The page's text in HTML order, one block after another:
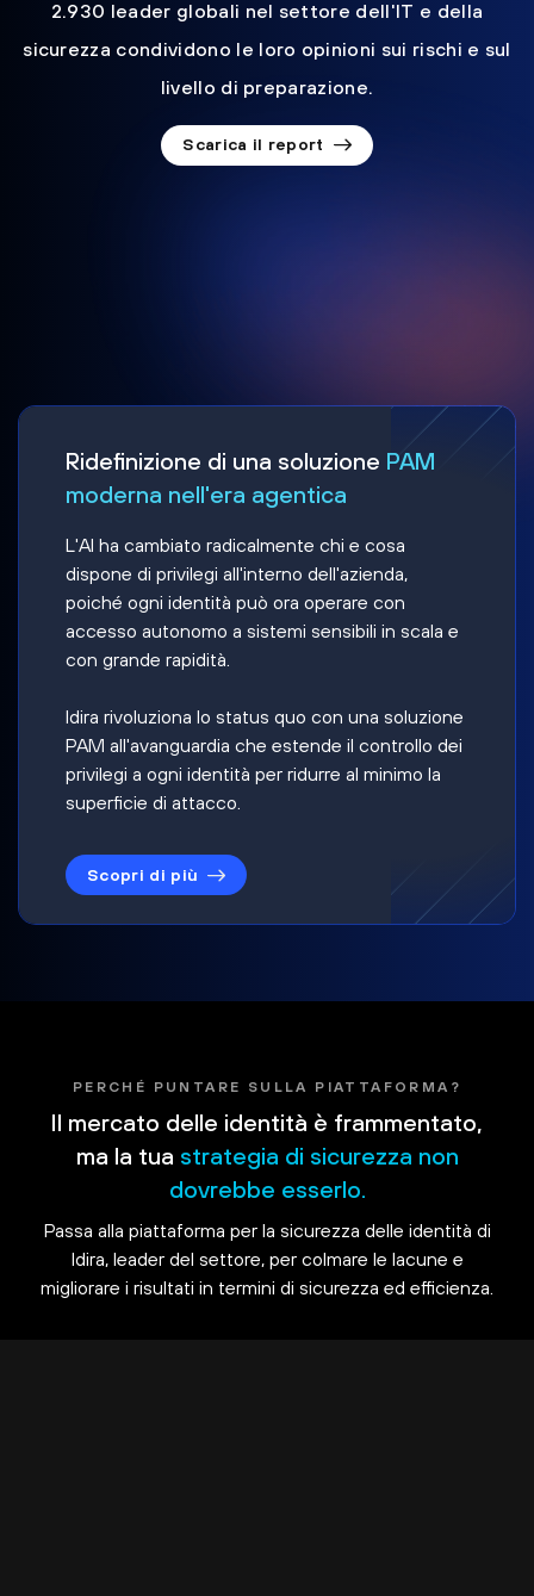
2.930 leader globali nel settore dell'IT e della
sicurezza condividono le loro opinioni sui rischi e sul
livello di preparazione.
Scarica il report
Ridefinizione di una soluzione PAM
moderna nell'era agentica
L'AI ha cambiato radicalmente chi e cosa
dispone di privilegi all'interno dell'azienda,
poiché ogni identità può ora operare con
accesso autonomo a sistemi sensibili in scala e
con grande rapidità.
Idira rivoluziona lo status quo con una soluzione
PAM all'avanguardia che estende il controllo dei
privilegi a ogni identità per ridurre al minimo la
superficie di attacco.
Scopri di più
PERCHÉ PUNTARE SULLA PIATTAFORMA?
Il mercato delle identità è frammentato,
ma la tua strategia di sicurezza non
dovrebbe esserlo.
Passa alla piattaforma per la sicurezza delle identità di
Idira, leader del settore, per colmare le lacune e
migliorare i risultati in termini di sicurezza ed efficienza.